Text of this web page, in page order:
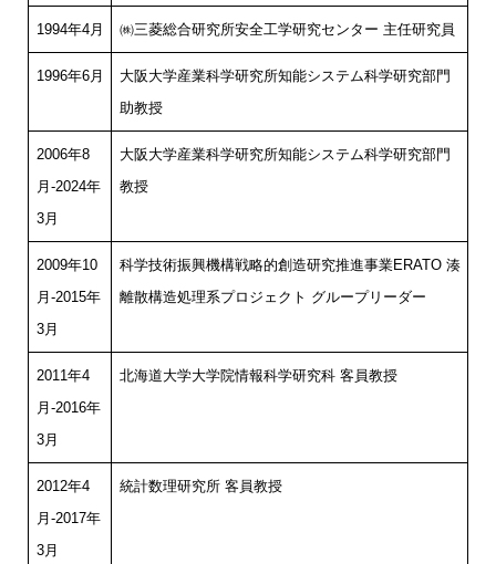
1994年4月 ㈱三菱総合研究所安全工学研究センター 主任研究員
1996年6月
大阪大学産業科学研究所知能システム科学研究部門
助教授
2006年8
月-2024年
3月
大阪大学産業科学研究所知能システム科学研究部門
教授
2009年10
月-2015年
3月
科学技術振興機構戦略的創造研究推進事業ERATO 湊
離散構造処理系プロジェクト グループリーダー
2011年4
月-2016年
3月
北海道大学大学院情報科学研究科 客員教授
2012年4
月-2017年
3月
統計数理研究所 客員教授